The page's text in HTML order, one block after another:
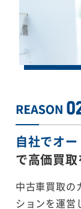
自社でオ
で高価買
中古車買取の
ションを運営